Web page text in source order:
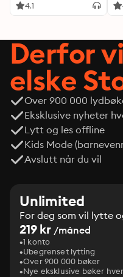
4.1
Derfor
elske
Over 900 000
Eksklusive nyheter
Lytt og les offline
Kids Mode
Avslutt når du vil
Unlimited
For deg som vil lytte
219 kr /måned
1 konto
Ubegrenset lytting
Over 900 000 bøker
Nye eksklusive bøker